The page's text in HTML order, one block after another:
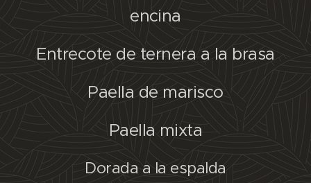
encina
Entrecote de ternera a la brasa
Paella de marisco
Paella mixta
Dorada a la espalda